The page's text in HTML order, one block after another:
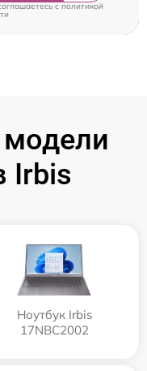
c политикой
Irbis
Ноутбук Irbis
17NBC2002